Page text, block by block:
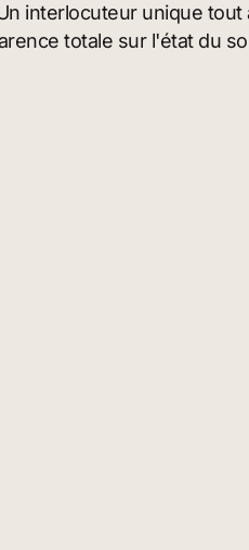
interlocuteur unique tout
totale sur l'état du